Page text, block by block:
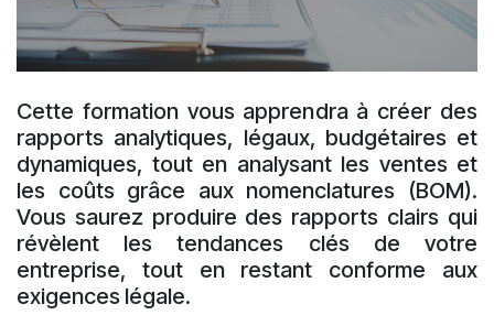
Cette formation vous apprendra à créer des
rapports analytiques, légaux, budgétaires et
dynamiques, tout en analysant les ventes et
les coûts grâce aux nomenclatures (BOM).
Vous saurez produire des rapports clairs qui
révèlent les tendances clés de votre
entreprise, tout en restant conforme aux
exigences légale.